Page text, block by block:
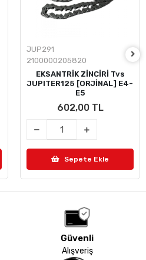
JUP291
2100000205820
EKSANTRİK ZİNCİRİ Tvs
JUPITER125 [ORJİNAL] E4-
E5
602,00 TL
Sepete Ekle
Güvenli
Alışveriş